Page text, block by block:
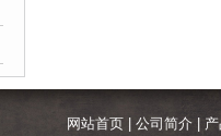
网站首页| 公司简介|